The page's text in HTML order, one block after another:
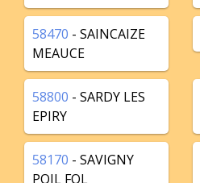
58470 - SAINCAIZE
MEAUCE
58800 - SARDY LES
EPIRY
58170 - SAVIGNY
POIL FOL